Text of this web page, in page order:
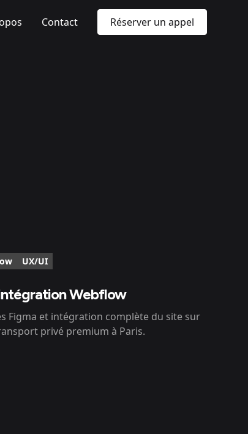
Contact Réserver un appel
UX/UI
Webflow
Figma et intégration complète du site sur
privé premium à Paris.